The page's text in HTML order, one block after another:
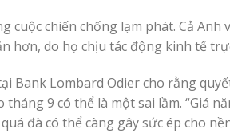
cuộc chiến chống lạm phát. Cả
hơn, do họ chịu tác động kinh tế
Bank Lombard Odier cho rằng
tháng 9 có thể là một sai lầm. “Giá
đà có thể càng gây sức ép cho